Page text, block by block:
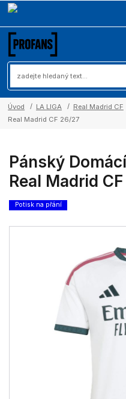
Úvod LA LIGA Real Madrid CF
Real Madrid CF 26/27
Pánský
Real Madrid
Potisk na přání